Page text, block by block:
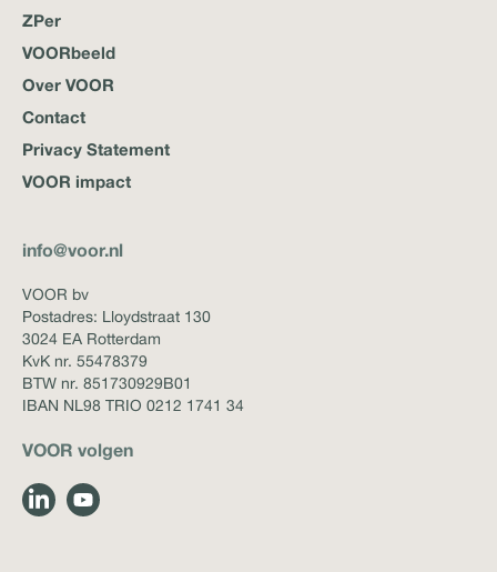
ZPer
VOORbeeld
Over VOOR
Contact
Privacy Statement
VOOR impact
info@voor.nl
VOOR bv
Postadres: Lloydstraat 130
3024 EA Rotterdam
KvK nr. 55478379
BTW nr. 851730929B01
IBAN NL98 TRIO 0212 1741 34
VOOR volgen